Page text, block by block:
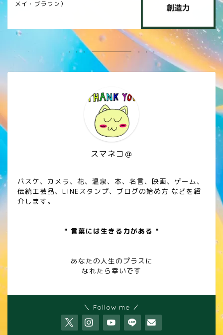
メイ・ブラウン）
スマネコ＠
バスケ、カメラ、花、温泉、本、名言、映画、ゲーム、
伝統工芸品、LINEスタンプ、ブログの始め方 などを紹
介します。
" 言葉には生きる力がある "
あなたの人生のプラスに
なれたら幸いです
＼ Follow me ／